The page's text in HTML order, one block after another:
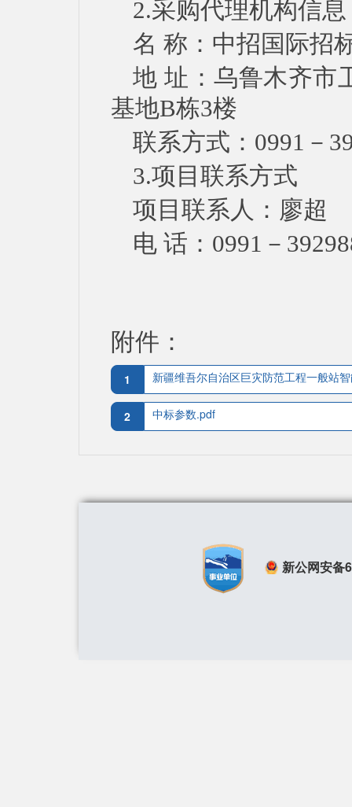
2.采购代理机构信息
名 称：中招国际招
地 址：乌鲁木齐市
基地B栋3楼
联系方式： 0991－
3.项目联系方式
项目联系人： 廖超
电 话： 0991－
附件：
1 新疆维吾尔自治区巨灾防范工程一般站
2 中标参数.pdf
新公网安备